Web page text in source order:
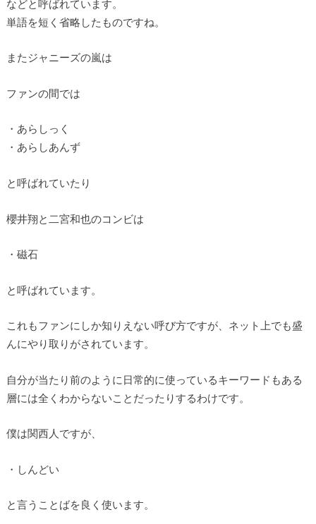
などと呼ばれています。
単語を短く省略したものですね。
またジャニーズの嵐は
ファンの間では
・あらしっく
・あらしあんず
と呼ばれていたり
櫻井翔と二宮和也のコンビは
・磁石
と呼ばれています。
これもファンにしか知りえない呼び方ですが、ネット上でも盛
んにやり取りがされています。
自分が当たり前のように日常的に使っているキーワードもある
層には全くわからないことだったりするわけです。
僕は関西人ですが、
・しんどい
と言うことばを良く使います。